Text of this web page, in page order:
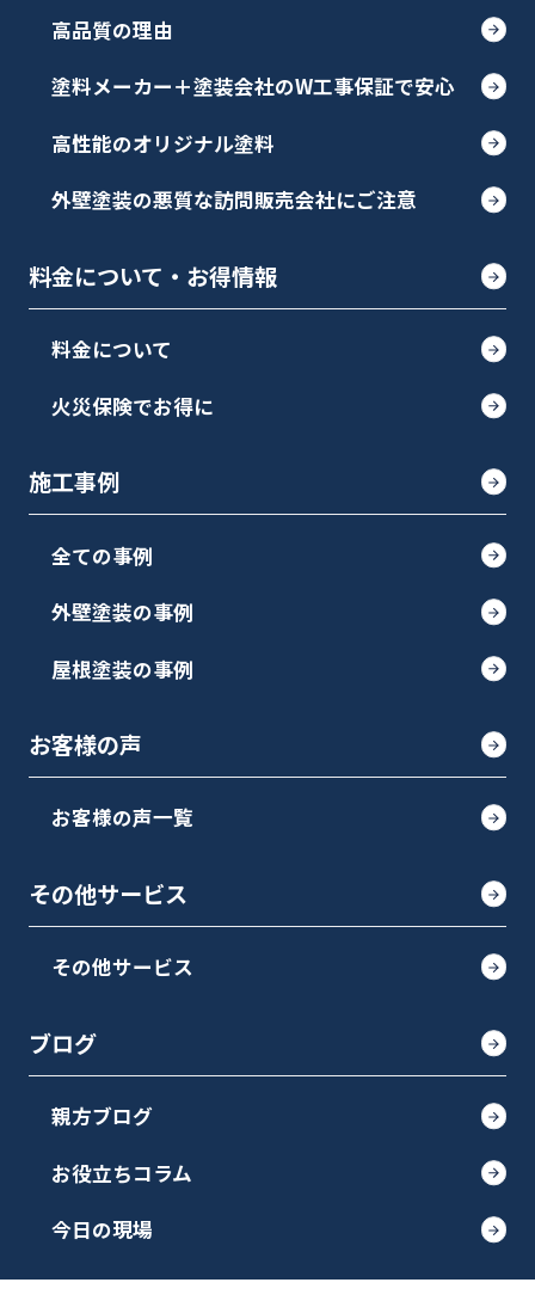
高品質の理由
塗料メーカー＋塗装会社のW工事保証で安心
高性能のオリジナル塗料
外壁塗装の悪質な訪問販売会社にご注意
料金について・お得情報
料金について
火災保険でお得に
施工事例
全ての事例
外壁塗装の事例
屋根塗装の事例
お客様の声
お客様の声一覧
その他サービス
その他サービス
ブログ
親方ブログ
お役立ちコラム
今日の現場